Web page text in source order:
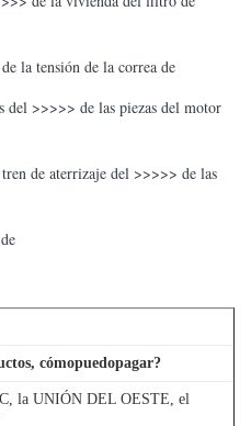
la tensión de la correa de
>>>>> de las piezas del motor
de aterrizaje del >>>>> de las
cómopuedopagar?
la UNIÓN DEL OESTE, el